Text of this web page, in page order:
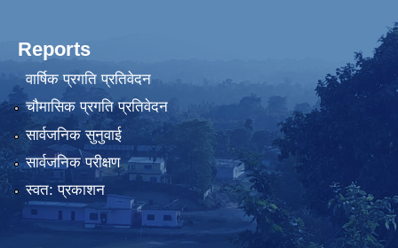
Reports
वार्षिक प्रगति प्रतिवेदन
चौमासिक प्रगति प्रतिवेदन
सार्वजनिक सुनुवाई
सार्वजनिक परीक्षण
स्वत: प्रकाशन